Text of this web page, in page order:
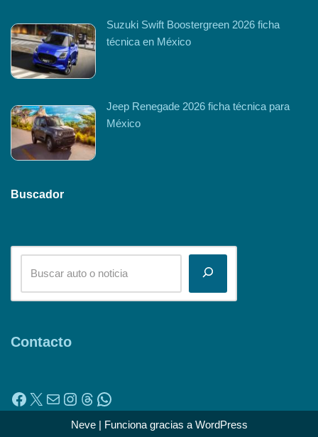
Suzuki Swift Boostergreen 2026 ficha
técnica en México
Jeep Renegade 2026 ficha técnica para
México
Buscador
Contacto
Neve| Funciona gracias a WordPress